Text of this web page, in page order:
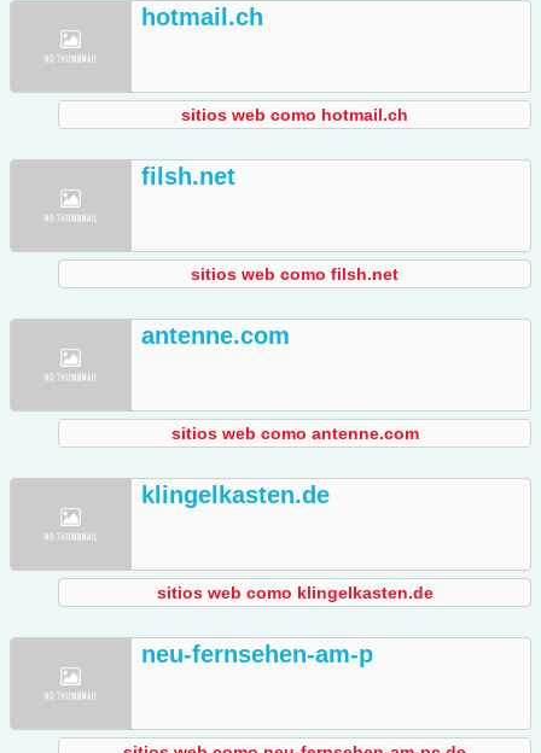
hotmail.ch
sitios web como hotmail.ch
filsh.net
sitios web como filsh.net
antenne.com
sitios web como antenne.com
klingelkasten.de
sitios web como klingelkasten.de
neu-fernsehen-am-p